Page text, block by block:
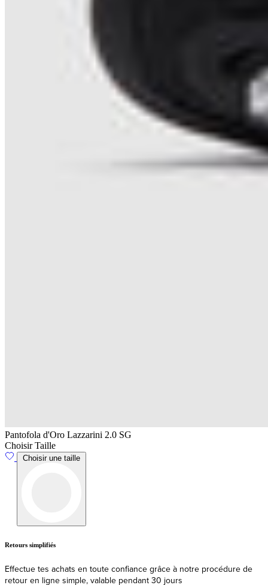
Pantofola d'Oro Lazzarini 2.0 SG
Choisir Taille
Choisir une taille
Livraison
Expédition et livraison rapides depuis l'UE